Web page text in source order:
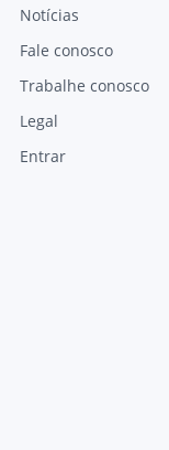
Notícias
Fale conosco
Trabalhe conosco
Legal
Entrar